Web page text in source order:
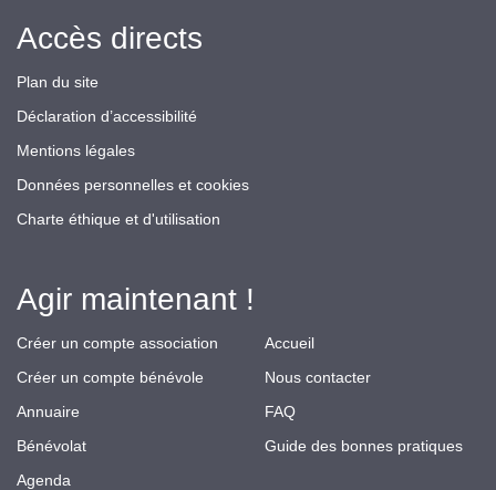
Accès directs
Plan du site
Déclaration d’accessibilité
Mentions légales
Données personnelles et cookies
Charte éthique et d'utilisation
Agir maintenant !
Créer un compte association
Créer un compte bénévole
Annuaire
Bénévolat
Agenda
Accueil
Nous contacter
FAQ
Guide des bonnes pratiques